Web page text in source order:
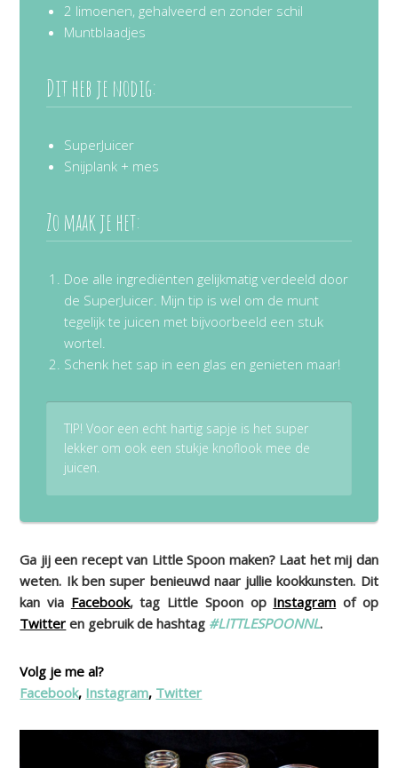
2 limoenen, gehalveerd en zonder schil
Muntblaadjes
Dit heb je nodig:
SuperJuicer
Snijplank + mes
Zo maak je het:
Doe alle ingrediënten gelijkmatig verdeeld door
de SuperJuicer. Mijn tip is wel om de munt
tegelijk te juicen met bijvoorbeeld een stuk
wortel.
Schenk het sap in een glas en genieten maar!
TIP! Voor een echt hartig sapje is het super
lekker om ook een stukje knoflook mee de
juicen.
Ga jij een recept van Little Spoon maken? Laat het mij dan
weten. Ik ben super benieuwd naar jullie kookkunsten. Dit
kan via Facebook, tag Little Spoon op Instagram of op
Twitter en gebruik de hashtag #LITTLESPOONNL.
Volg je me al?
Facebook, Instagram, Twitter